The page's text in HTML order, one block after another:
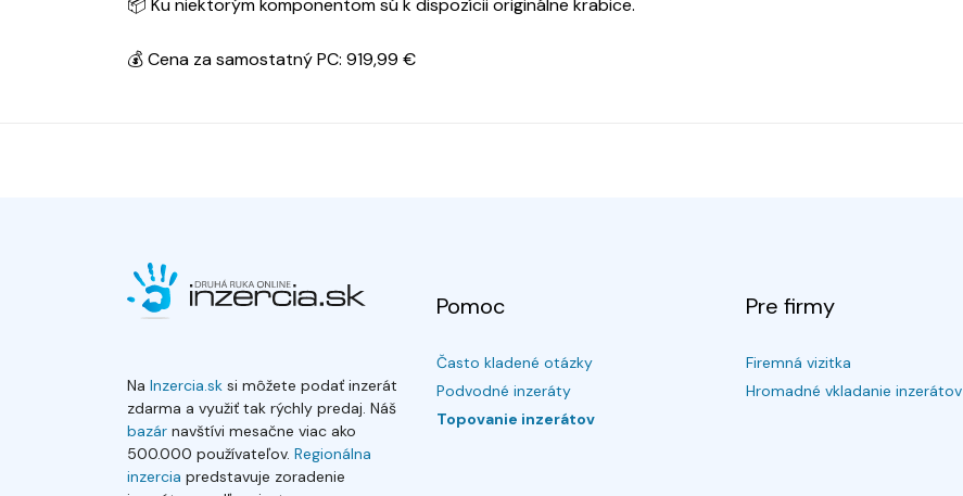
📦 Ku niektorým komponentom sú k dispozícii originálne krabice.
💰 Cena za samostatný PC: 919,99 €
Na Inzercia.sk si môžete podať inzerát
zdarma a využiť tak rýchly predaj. Náš
bazár navštívi mesačne viac ako
500.000 používateľov. Regionálna
inzercia predstavuje zoradenie
Pomoc
Často kladené otázky
Podvodné inzeráty
Topovanie inzerátov
Pre firmy
Firemná vizitka
Hromadné vkladanie inzerátov